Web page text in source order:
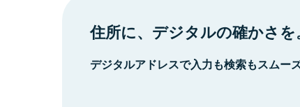
住所に、デジタルの確かさを
デジタルアドレスで入力も検索もスムーズ